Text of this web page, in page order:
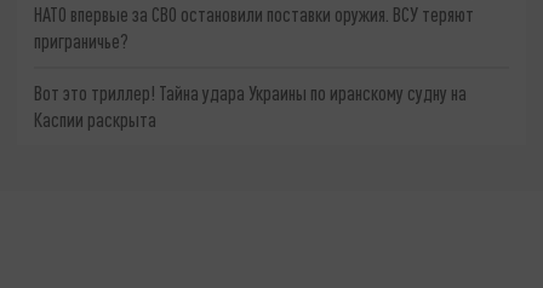
НАТО впервые за СВО остановили поставки оружия. ВСУ теряют
приграничье?
Вот это триллер! Тайна удара Украины по иранскому судну на
Каспии раскрыта